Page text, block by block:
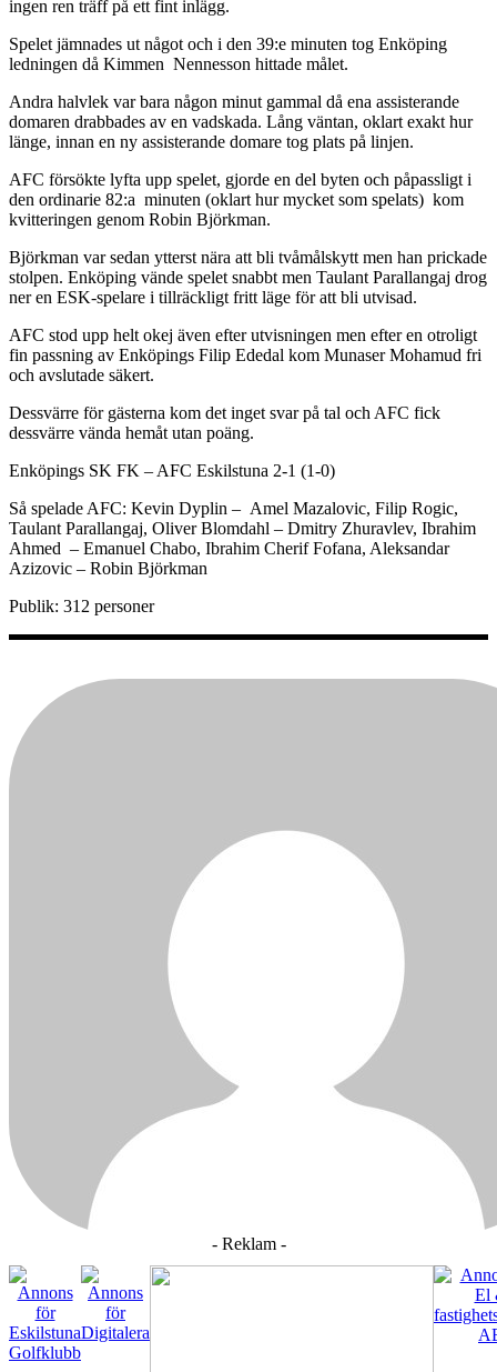
ingen ren träff på ett fint inlägg.
Spelet jämnades ut något och i den 39:e minuten tog Enköping
ledningen då Kimmen Nennesson hittade målet.
Andra halvlek var bara någon minut gammal då ena assisterande
domaren drabbades av en vadskada. Lång väntan, oklart exakt hur
länge, innan en ny assisterande domare tog plats på linjen.
AFC försökte lyfta upp spelet, gjorde en del byten och påpassligt i
den ordinarie 82:a minuten (oklart hur mycket som spelats) kom
kvitteringen genom Robin Björkman.
Björkman var sedan ytterst nära att bli tvåmålskytt men han prickade
stolpen. Enköping vände spelet snabbt men Taulant Parallangaj drog
ner en ESK-spelare i tillräckligt fritt läge för att bli utvisad.
AFC stod upp helt okej även efter utvisningen men efter en otroligt
fin passning av Enköpings Filip Ededal kom Munaser Mohamud fri
och avslutade säkert.
Dessvärre för gästerna kom det inget svar på tal och AFC fick
dessvärre vända hemåt utan poäng.
Enköpings SK FK – AFC Eskilstuna 2-1 (1-0)
Så spelade AFC: Kevin Dyplin – Amel Mazalovic, Filip Rogic,
Taulant Parallangaj, Oliver Blomdahl – Dmitry Zhuravlev, Ibrahim
Ahmed – Emanuel Chabo, Ibrahim Cherif Fofana, Aleksandar
Azizovic – Robin Björkman
Publik: 312 personer
- Reklam -